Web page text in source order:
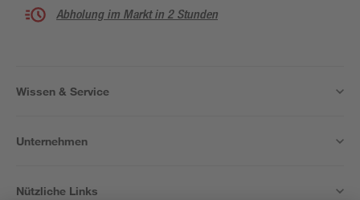
Abholung im Markt in 2 Stunden
Wissen & Service
Unternehmen
Nützliche Links